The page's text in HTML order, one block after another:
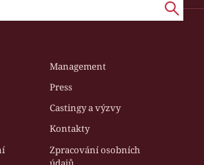
Management
Press
Castingy a výzvy
Kontakty
Zpracování osobních